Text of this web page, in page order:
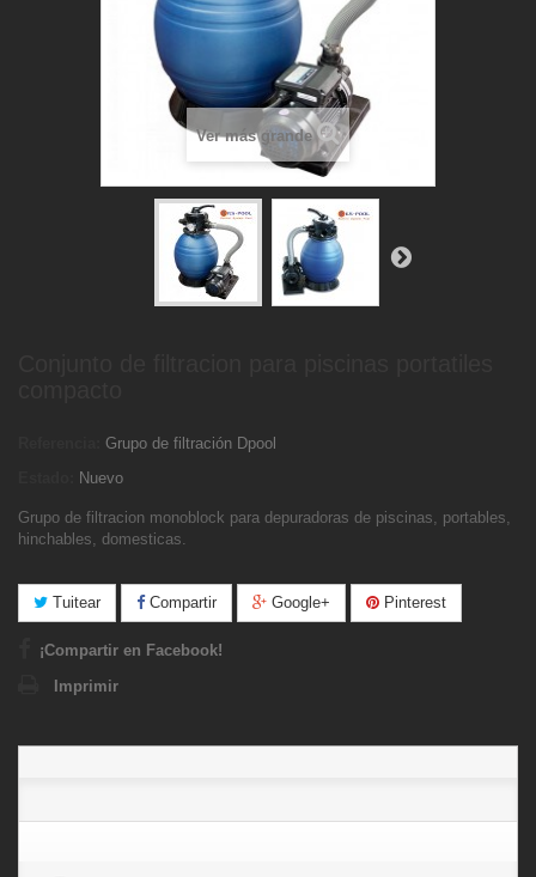
Ver más grande
Grupo de filtración Dpool
Nuevo
Grupo de filtracion monoblock para depuradoras de piscinas, portables,
hinchables, domesticas.
Tuitear Compartir Google+ Pinterest
¡Compartir en Facebook!
Imprimir